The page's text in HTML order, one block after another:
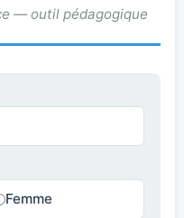
— outil pédagogique
Femme